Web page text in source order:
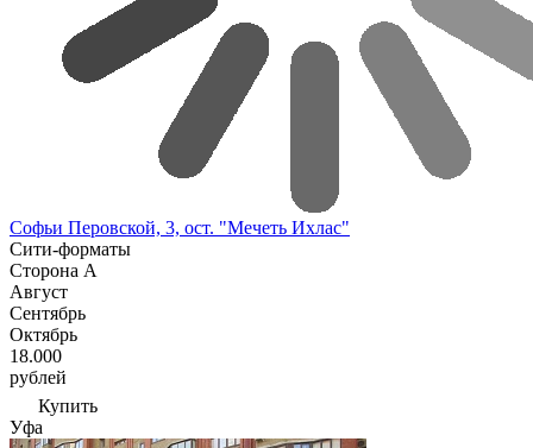
Софьи Перовской, 3, ост. "Мечеть Ихлас"
Сити-форматы
Сторона А
Август
Сентябрь
Октябрь
18.000
рублей
Купить
Уфа